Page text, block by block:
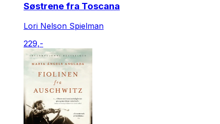
Søstrene fra Toscana
Lori Nelson Spielman
229,-